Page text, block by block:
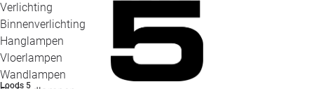
Verlichting
Binnenverlichting
Hanglampen
Vloerlampen
Wandlampen
Loods 5